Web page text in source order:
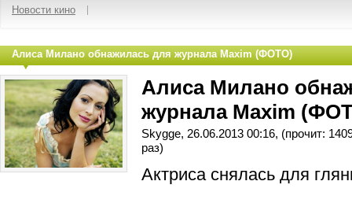
Новости кино
Алиса Милано обнажилась для журнала Maxim (ФОТО)
Алиса Милано
журнала Maxim
Skygge, 26.06.2013 00:16, (прочит:
раз)
Актриса снялась для